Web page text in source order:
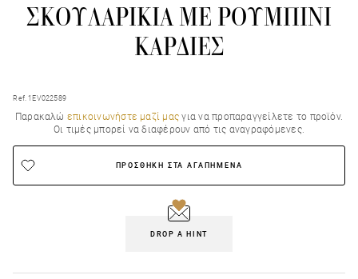
ΣΚΟΥΛΑΡΙΚΙΑ ΜΕ ΡΟΥΜΠΙΝΙ
ΚΑΡΔΙΕΣ
Ref. 1EV022589
Παρακαλώ επικοινωνήστε μαζί μας για να προπαραγγείλετε το προϊόν.
Οι τιμές μπορεί να διαφέρουν από τις αναγραφόμενες.
ΠΡΟΣΘΗΚΗ ΣΤΑ ΑΓΑΠΗΜΕΝΑ
DROP A HINT